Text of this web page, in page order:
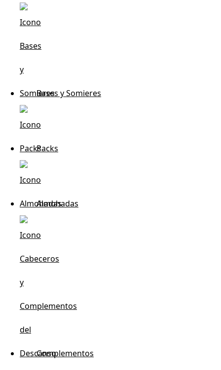
Bases y Somieres
Packs
Almohadas
Complementos
de gran calidad. Si tienes cualquier duda a la hora de
realizar la compra online de tu colchón, por favor, no
encantados de atenderte y aclarar tus dudas. Recuerda
Duermecol.com tu descanso de alta gama en
Tipos de colchones baratos según
sus características.
Viscoelásticos
entrega gratuita. Te asesoramos y ayudamos a elegir el modelo según
tus necesidades.
Muelles Ensacados